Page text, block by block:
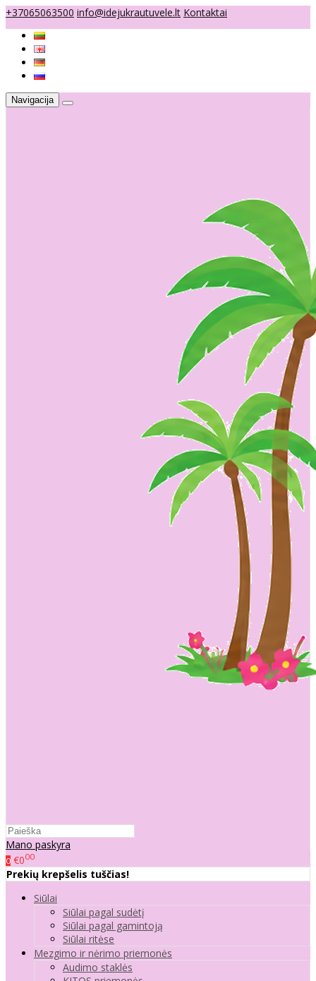
+37065063500 info@idejukrautuvele.lt Kontaktai
Navigacija
Mano paskyra
0 €000
Prekių krepšelis tuščias!
Siūlai
Siūlai pagal sudėtį
Siūlai pagal gamintoją
Siūlai ritėse
Mezgimo ir nėrimo priemonės
Audimo staklės